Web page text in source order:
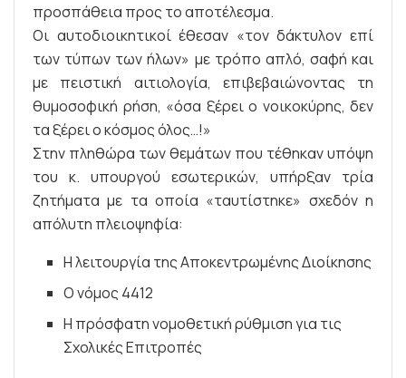
προσπάθεια προς το αποτέλεσμα.
Οι αυτοδιοικητικοί έθεσαν «τον δάκτυλον επί
των τύπων των ήλων» με τρόπο απλό, σαφή και
με πειστική αιτιολογία, επιβεβαιώνοντας τη
θυμοσοφική ρήση, «όσα ξέρει ο νοικοκύρης, δεν
τα ξέρει ο κόσμος όλος…!»
Στην πληθώρα των θεμάτων που τέθηκαν υπόψη
του κ. υπουργού εσωτερικών, υπήρξαν τρία
ζητήματα με τα οποία «ταυτίστηκε» σχεδόν η
απόλυτη πλειοψηφία:
Η λειτουργία της Αποκεντρωμένης Διοίκησης
Ο νόμος 4412
Η πρόσφατη νομοθετική ρύθμιση για τις
Σχολικές Επιτροπές